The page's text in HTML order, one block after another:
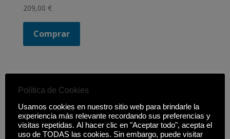
209,00 €
Comprar
Filtrar productos
Filtros
Estado
Política de Cookies
Usamos cookies en nuestro sitio web para brindarle la
experiencia más relevante recordando sus preferencias y
visitas repetidas. Al hacer clic en "Aceptar todo", acepta el
uso de TODAS las cookies. Sin embargo, puede visitar